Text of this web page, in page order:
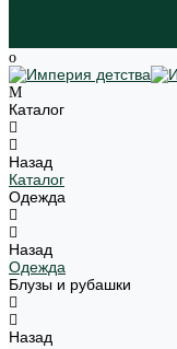
Каталог
Назад
Каталог
Одежда
Назад
Одежда
Блузы и рубашки
Назад